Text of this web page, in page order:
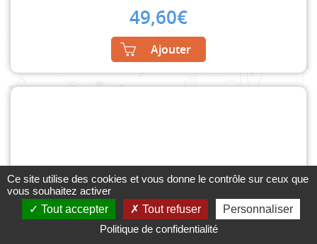
49,60€
Ajouter
Ce site utilise des cookies et vous donne le contrôle sur ceux que
vous souhaitez activer
Tout accepter
Tout refuser
Personnaliser
Politique de confidentialité